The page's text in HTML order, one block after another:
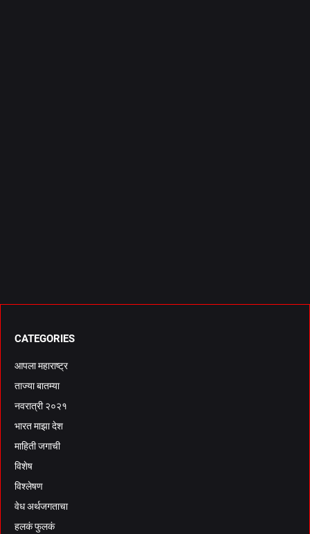
CATEGORIES
आपला महाराष्ट्र
ताज्या बातम्या
नवरात्री २०२१
भारत माझा देश
माहिती जगाची
विशेष
विश्लेषण
वेध अर्थजगताचा
हलकं फुलकं